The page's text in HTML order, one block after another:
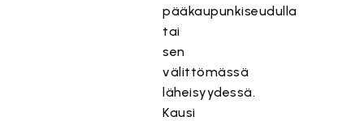
pääkaupunkiseudulla
tai
sen
välittömässä
läheisyydessä.
Kausi